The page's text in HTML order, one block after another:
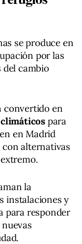
se produce en
por las
del cambio
convertido en
para
en Madrid
alternativas
la
instalaciones y
para responder